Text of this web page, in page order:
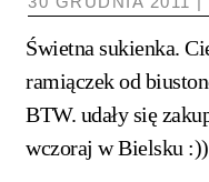
Świetna sukienka.
ramiączek od
BTW. udały się
wczoraj w Bielsku :))